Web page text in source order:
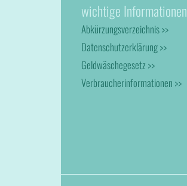
wichtige Informationen
Abkürzungsverzeichnis >>
Datenschutzerklärung >>
Geldwäschegesetz >>
Verbraucherinformationen >>